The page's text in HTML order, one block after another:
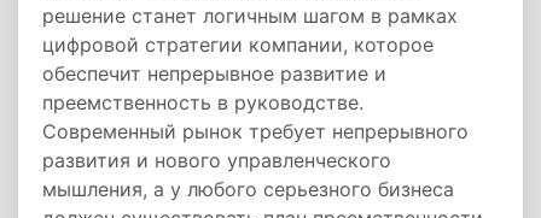
решение станет логичным шагом в рамках
цифровой стратегии компании, которое
обеспечит непрерывное развитие и
преемственность в руководстве.
Современный рынок требует непрерывного
развития и нового управленческого
мышления, а у любого серьезного бизнеса